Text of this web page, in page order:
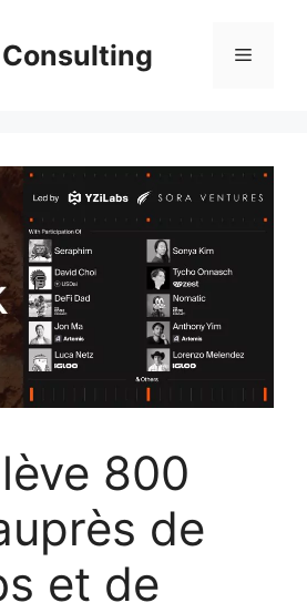
Menu
800
de
et de